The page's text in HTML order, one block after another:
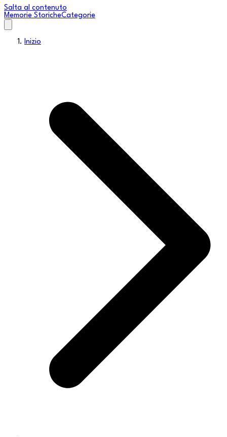
Salta al contenuto
Memorie StoricheCategorie
Inizio